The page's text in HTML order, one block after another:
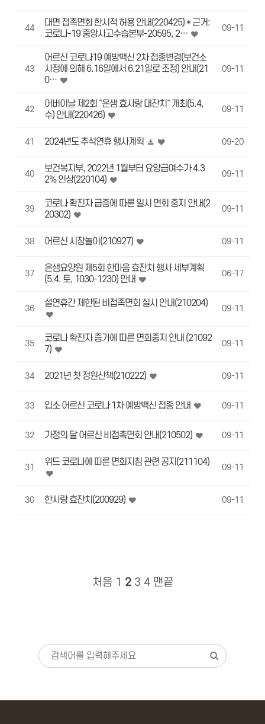
44
대면 접촉면회 한시적 허용 안내(220425) * 근거:
코로나-19 중앙사고수습본부-20595, 2…
09-11
43
어르신 코로나19 예방백신 2차 접종변경(보건소
사정에 의해 6.16일에서 6.21일로 조정) 안내(21
0…
09-11
42
어버이날 제2회 "은샘 효사랑 대잔치" 개최(5.4,
수) 안내(220426)
09-11
41 2024년도 추석연휴 행사계획 09-20
40
보건복지부, 2022년 1월부터 요양급여수가 4.3
2% 인상(220104)
09-11
39
코로나 확진자 급증에 따른 일시 면회 중지 안내(2
20302)
09-11
38 어르신 시장놀이(210927) 09-11
37
은샘요양원 제5회 한마음 효잔치 행사 세부계획
(5.4. 토, 1030-1230) 안내
06-17
36
설연휴간 제한된 비접족면회 실시 안내(210204)
09-11
35
코로나 확진자 증가에 따른 면회중지 안내 (21092
7)
09-11
34 2021년 첫 정원산책(210222) 09-11
33 입소 어르신 코로나 1차 예방백신 접종 안내 09-11
32 가정의 달 어르신 비접촉면회 안내(210502) 09-11
31
위드 코로나에 따른 면회지침 관련 공지(211104)
09-11
30 한사랑 효잔치(200929) 09-11
처음 1 2 3 4 맨끝